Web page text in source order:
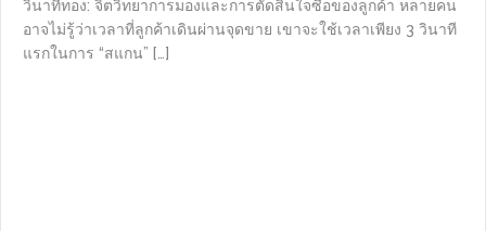
วินาทีทอง: จิตวิทยาการมองและการตัดสินใจซื้อของลูกค้า หลายคน
อาจไม่รู้ว่าเวลาที่ลูกค้าเดินผ่านจุดขาย เขาจะใช้เวลาเพียง 3 วินาที
แรกในการ “สแกน” […]